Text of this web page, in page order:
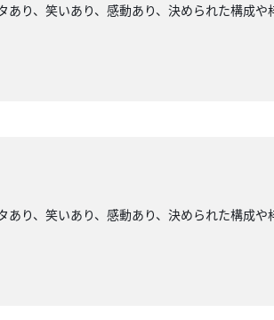
り、笑いあり、感動あり、決められた構成や
り、笑いあり、感動あり、決められた構成や